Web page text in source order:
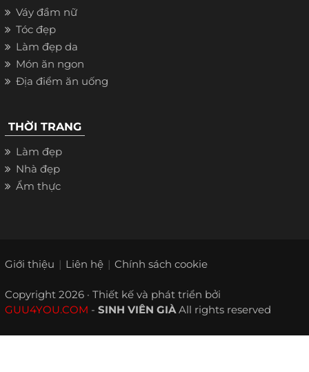
Váy đầm nữ
Tóc đẹp
Làm đẹp da
Món ăn ngon
Địa điểm ăn uống
THỜI TRANG
Làm đẹp
Nhà đẹp
Ẩm thực
Giới thiệu Liên hệ Chính sách cookie
Copyright 2026 · Thiết kế và phát triển bởi
GUU4YOU.COM - SINH VIÊN GIÀAll rights reserved